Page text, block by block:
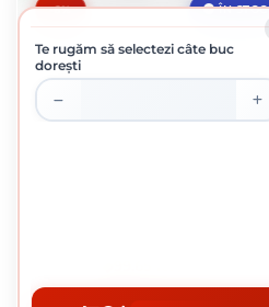
ÎN STOC
-6%
Te rugăm să selectezi câte buc
dorești